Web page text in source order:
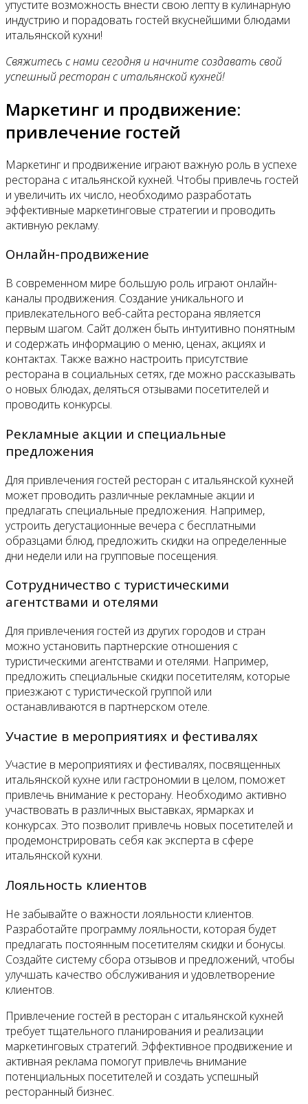
упустите возможность внести свою лепту в кулинарную
индустрию и порадовать гостей вкуснейшими блюдами
итальянской кухни!
Свяжитесь с нами сегодня и начните создавать свой
успешный ресторан с итальянской кухней!
Маркетинг и продвижение:
привлечение гостей
Маркетинг и продвижение играют важную роль в успехе
ресторана с итальянской кухней. Чтобы привлечь гостей
и увеличить их число, необходимо разработать
эффективные маркетинговые стратегии и проводить
активную рекламу.
Онлайн-продвижение
В современном мире большую роль играют онлайн-
каналы продвижения. Создание уникального и
привлекательного веб-сайта ресторана является
первым шагом. Сайт должен быть интуитивно понятным
и содержать информацию о меню, ценах, акциях и
контактах. Также важно настроить присутствие
ресторана в социальных сетях, где можно рассказывать
о новых блюдах, деляться отзывами посетителей и
проводить конкурсы.
Рекламные акции и специальные
предложения
Для привлечения гостей ресторан с итальянской кухней
может проводить различные рекламные акции и
предлагать специальные предложения. Например,
устроить дегустационные вечера с бесплатными
образцами блюд, предложить скидки на определенные
дни недели или на групповые посещения.
Сотрудничество с туристическими
агентствами и отелями
Для привлечения гостей из других городов и стран
можно установить партнерские отношения с
туристическими агентствами и отелями. Например,
предложить специальные скидки посетителям, которые
приезжают с туристической группой или
останавливаются в партнерском отеле.
Участие в мероприятиях и фестивалях
Участие в мероприятиях и фестивалях, посвященных
итальянской кухне или гастрономии в целом, поможет
привлечь внимание к ресторану. Необходимо активно
участвовать в различных выставках, ярмарках и
конкурсах. Это позволит привлечь новых посетителей и
продемонстрировать себя как эксперта в сфере
итальянской кухни.
Лояльность клиентов
Не забывайте о важности лояльности клиентов.
Разработайте программу лояльности, которая будет
предлагать постоянным посетителям скидки и бонусы.
Создайте систему сбора отзывов и предложений, чтобы
улучшать качество обслуживания и удовлетворение
клиентов.
Привлечение гостей в ресторан с итальянской кухней
требует тщательного планирования и реализации
маркетинговых стратегий. Эффективное продвижение и
активная реклама помогут привлечь внимание
потенциальных посетителей и создать успешный
ресторанный бизнес.